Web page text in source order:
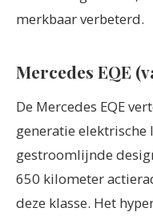
merkbaar verbeterd.
Mercedes EQE
De Mercedes EQE
generatie elektrische
gestroomlijnde
650 kilometer
deze klasse. Het